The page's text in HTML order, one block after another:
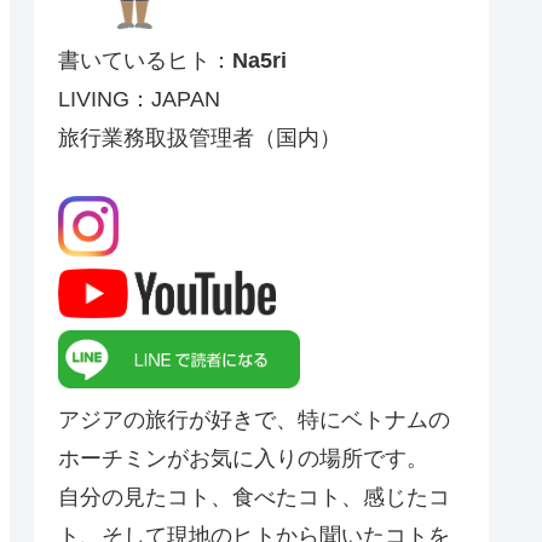
書いているヒト： Na5ri
LIVING：JAPAN
旅行業務取扱管理者（国内）
アジアの旅行が好きで、特にベトナムの
ホーチミンがお気に入りの場所です。
自分の見たコト、食べたコト、感じたコ
ト、そして現地のヒトから聞いたコトを